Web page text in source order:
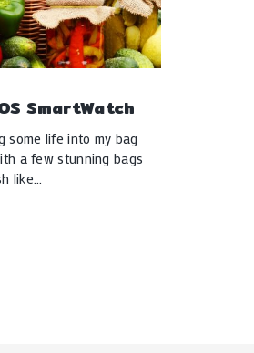
SmartWatch
some life into my bag
a few stunning bags
like…